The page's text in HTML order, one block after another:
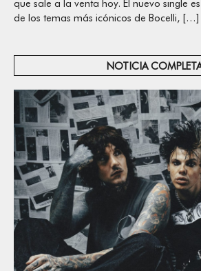
que sale a la venta hoy. El nuevo single
de los temas más icónicos de Bocelli, […]
NOTICIA